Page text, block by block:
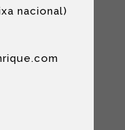
nacional)